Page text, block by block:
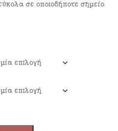
σε οποιοδήποτε σημείο